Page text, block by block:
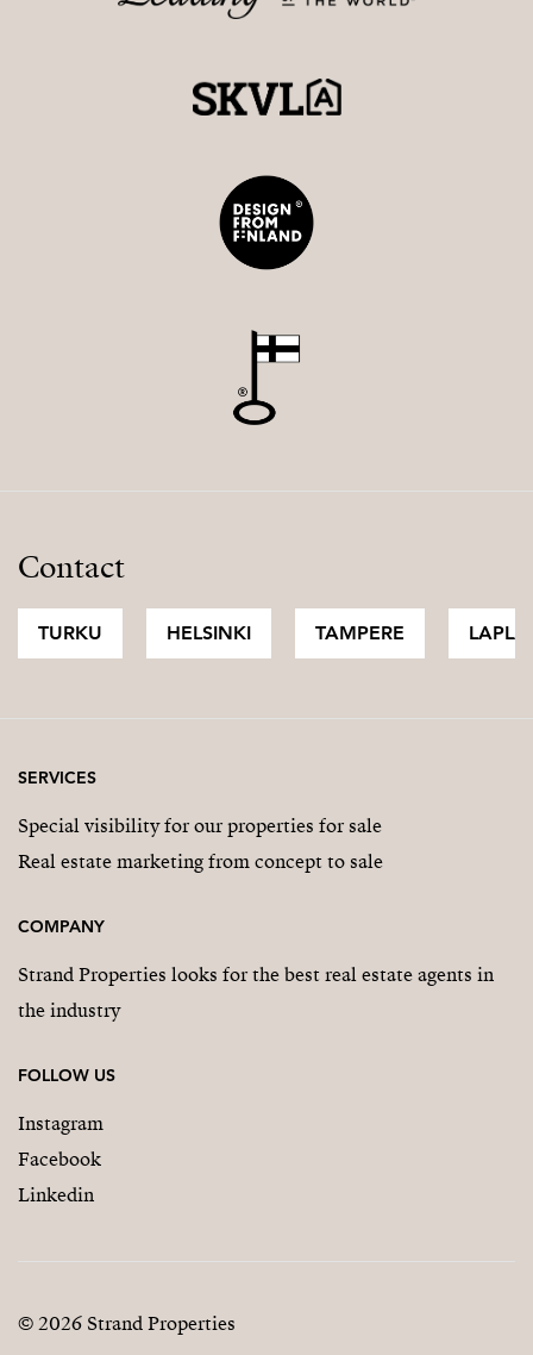
Contact
TURKU HELSINKI TAMPERE
SERVICES
Special visibility for our properties for sale
Real estate marketing from concept to sale
COMPANY
Strand Properties looks for the best real estate agents in
the industry
FOLLOW US
Instagram
Facebook
Linkedin
© 2026 Strand Properties